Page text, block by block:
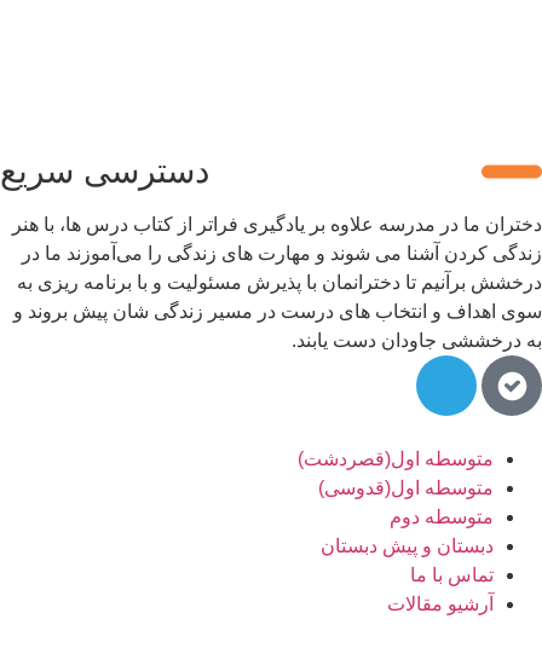
دسترسی سریع
دختران ما در مدرسه علاوه بر یادگیری فراتر از کتاب درس ها، با هنر
زندگی کردن آشنا می شوند و مهارت های زندگی را می‌آموزند ما در
درخشش برآنیم تا دخترانمان با پذیرش مسئولیت و با برنامه ریزی به
سوی اهداف و انتخاب های درست در مسیر زندگی شان پیش بروند و
به درخششی جاودان دست یابند.
متوسطه اول(قصردشت)
متوسطه اول(قدوسی)
متوسطه دوم
دبستان و پیش دبستان
تماس با ما
آرشیو مقالات